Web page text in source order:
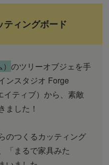
ティングボード
）のツリーオブジェを手
ンスタジオ Forge
イティブ）から、素敵
ました！
のつくるカッティング
「まるで家具みた